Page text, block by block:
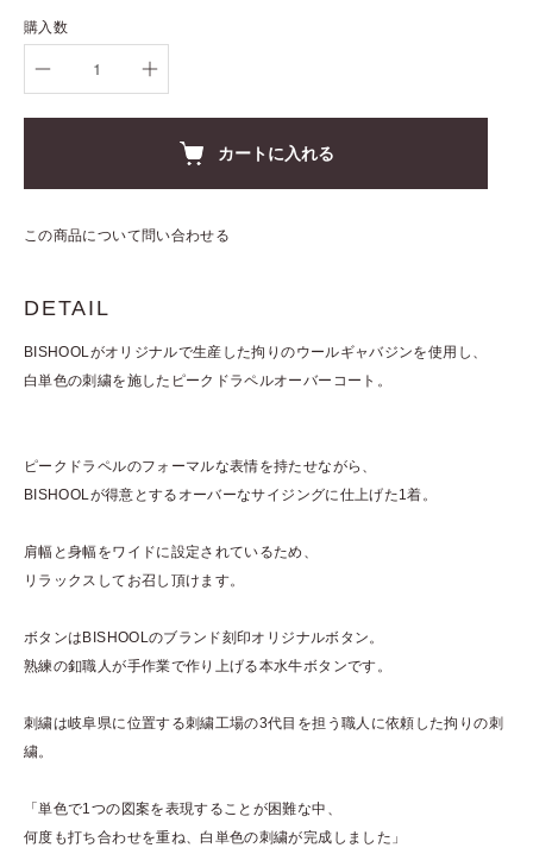
購入数
カートに入れる
この商品について問い合わせる
DETAIL
BISHOOLがオリジナルで生産した拘りのウールギャバジンを使用し、
白単色の刺繍を施したピークドラペルオーバーコート。
ピークドラペルのフォーマルな表情を持たせながら、
BISHOOLが得意とするオーバーなサイジングに仕上げた1着。
肩幅と身幅をワイドに設定されているため、
リラックスしてお召し頂けます。
ボタンはBISHOOLのブランド刻印オリジナルボタン。
熟練の釦職人が手作業で作り上げる本水牛ボタンです。
刺繍は岐阜県に位置する刺繍工場の3代目を担う職人に依頼した拘りの刺
繍。
「単色で1つの図案を表現することが困難な中、
何度も打ち合わせを重ね、白単色の刺繍が完成しました」